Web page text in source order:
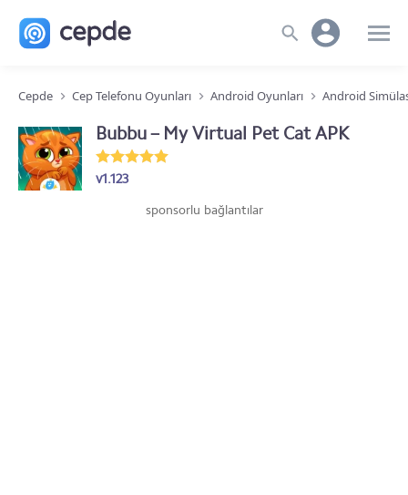
Cepde Cep Telefonu Oyunları Android Oyunları Android
Bubbu – My Virtual Pet Cat APK
v1.123
sponsorlu bağlantılar